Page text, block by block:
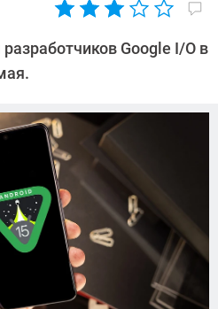
Google I/O в